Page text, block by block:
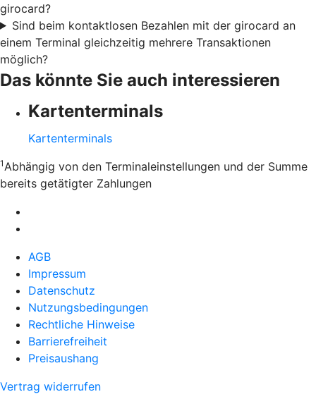
girocard?
Sind beim kontaktlosen Bezahlen mit der girocard an
einem Terminal gleichzeitig mehrere Transaktionen
möglich?
Das könnte Sie auch interessieren
Kartenterminals
Kartenterminals
1 Abhängig von den Terminaleinstellungen und der Summe
bereits getätigter Zahlungen
AGB
Impressum
Datenschutz
Nutzungsbedingungen
Rechtliche Hinweise
Barrierefreiheit
Preisaushang
Vertrag widerrufen